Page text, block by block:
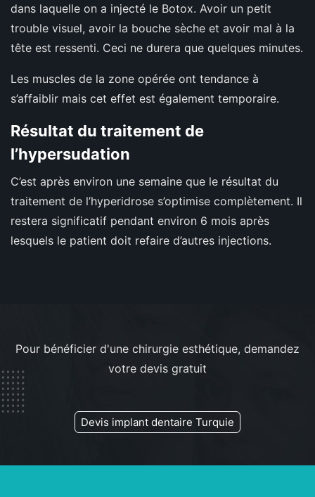
dans laquelle on a injecté le Botox. Avoir un petit
trouble visuel, avoir la bouche sèche et avoir mal à la
tête est ressenti. Ceci ne durera que quelques minutes.
Les muscles de la zone opérée ont tendance à
s’affaiblir mais cet effet est également temporaire.
Résultat du traitement de
l’hypersudation
C’est après environ une semaine que le résultat du
traitement de l’hyperidrose s’optimise complètement. Il
restera significatif pendant environ 6 mois après
lesquels le patient doit refaire d’autres injections.
Pour bénéficier d'une chirurgie esthétique, demandez
votre devis gratuit
Devis implant dentaire Turquie